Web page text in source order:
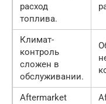
расход
топлива.
Климат-
контроль
сложен в
обслуживании.
Aftermarket